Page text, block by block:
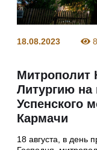
18.08.2023
Митрополит
Литургию на
Успенского
Кармачи
18 августа, в день